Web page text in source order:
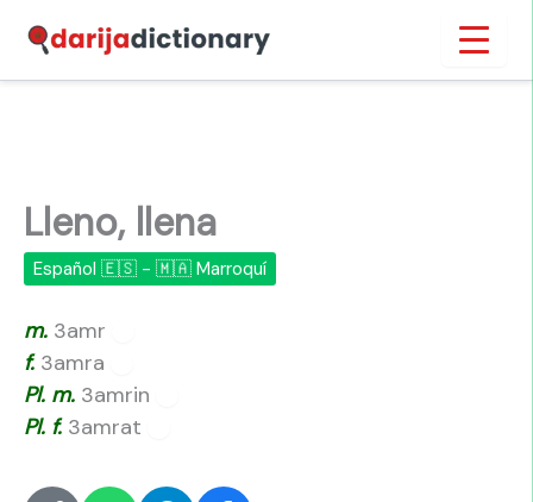
contenido
Lleno, llena
Español 🇪🇸 - 🇲🇦 Marroquí
m. 3amr
f.3amra
Pl. m. 3amrin
Pl. f.3amrat